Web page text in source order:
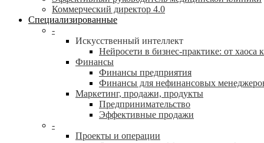
Коммерческий директор 4.0
Специализированные
-
Искусственный интеллект
Нейросети в бизнес-практике: от хаоса
Финансы
Финансы предприятия
Финансы для нефинансовых
Маркетинг, продажи, продукты
Предпринимательство
Эффективные продажи
-
Проекты и операции